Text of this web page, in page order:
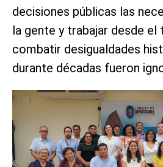
decisiones públicas las
la gente y trabajar desde
combatir desigualdades
durante décadas fueron